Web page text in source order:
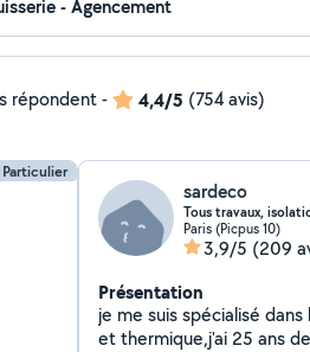
répondent- 4,4/5 (754 avis)
Particulier
sardeco
Tous travaux,
Paris (Picpus 10)
3,9/5 (209
Présentation
je me suis spécialisé
et thermique,j'ai 25 ans